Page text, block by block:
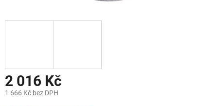
2 016 Kč
1 666 Kč bez DPH